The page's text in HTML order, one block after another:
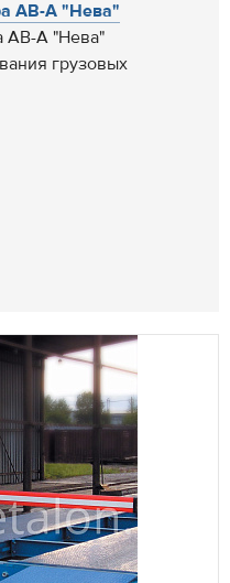
АВ-А "Нева"
АВ-А "Нева"
грузовых